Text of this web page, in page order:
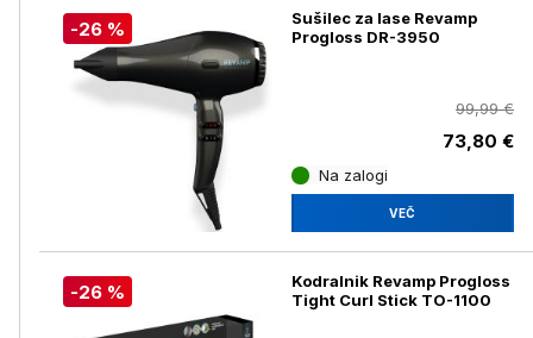
-26 %
Sušilec za lase Revamp
Progloss DR-3950
99,99 €
73,80 €
Na zalogi
VEČ
-26 %
Kodralnik Revamp Progloss
Tight Curl Stick TO-1100